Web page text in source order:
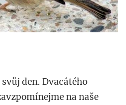
den. Dvacátého
na naše